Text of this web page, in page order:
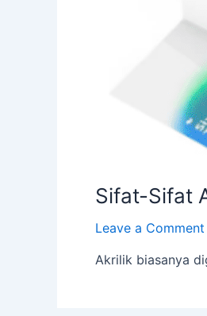
Sifat-Sifat
Leave a Comment
Akrilik biasanya